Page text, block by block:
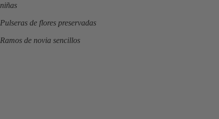
niñas
Pulseras de flores preservadas
Ramos de novia sencillos